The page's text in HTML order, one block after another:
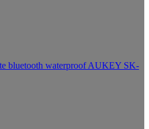
bluetooth waterproof AUKEY SK-